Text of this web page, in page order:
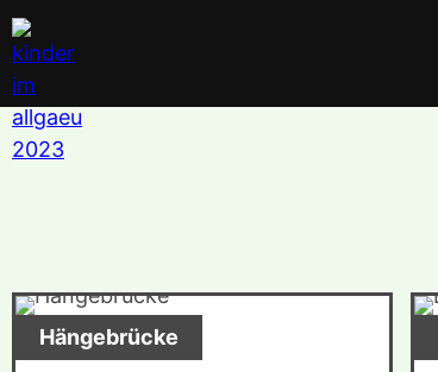
Hängebrücke